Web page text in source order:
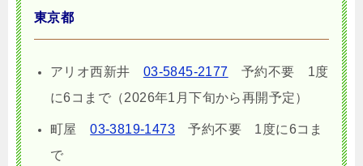
東京都
アリオ西新井 03-5845-2177 予約不要 1度
に6コまで（2026年1月下旬から再開予定）
町屋03-3819-1473 予約不要 1度に6コま
で